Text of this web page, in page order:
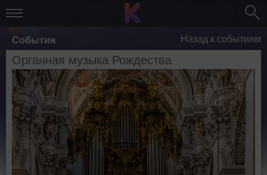
События Назад к событиям
Органная музыка Рождества